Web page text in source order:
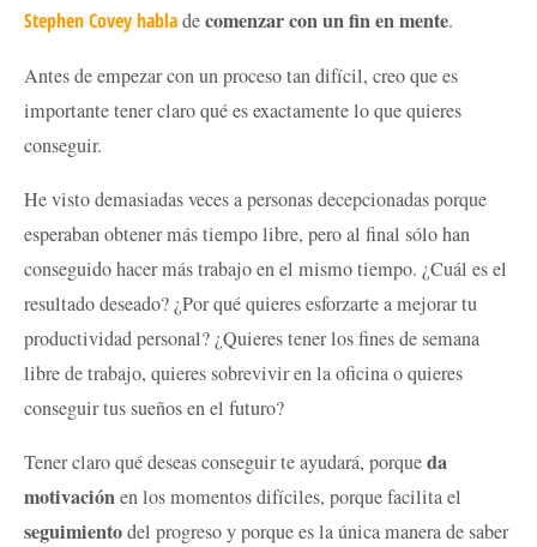
Stephen Covey habladecomenzar con un fin en mente.
Antes de empezar con un proceso tan difícil, creo que es
importante tener claro qué es exactamente lo que quieres
conseguir.
He visto demasiadas veces a personas decepcionadas porque
esperaban obtener más tiempo libre, pero al final sólo han
conseguido hacer más trabajo en el mismo tiempo. ¿Cuál es el
resultado deseado? ¿Por qué quieres esforzarte a mejorar tu
productividad personal? ¿Quieres tener los fines de semana
libre de trabajo, quieres sobrevivir en la oficina o quieres
conseguir tus sueños en el futuro?
Tener claro qué deseas conseguir te ayudará, porqueda
motivaciónen los momentos difíciles, porque facilita el
seguimientodel progreso y porque es la única manera de saber